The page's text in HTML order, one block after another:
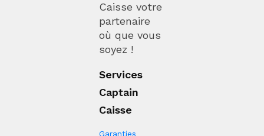
Caisse votre
partenaire
où que vous
soyez !
Services
Captain
Caisse
Garanties